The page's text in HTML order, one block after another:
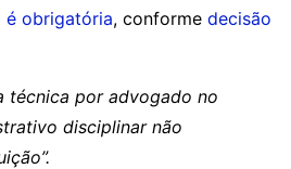
é obrigatória, conforme decisão
técnica por advogado no
disciplinar não